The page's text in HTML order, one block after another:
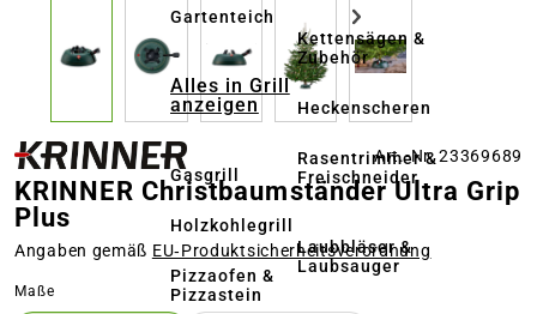
Gartenteich
Alles in Grill
anzeigen
Gasgrill
Holzkohlegrill
Pizzaofen &
Pizzastein
Kettensägen &
Zubehör
Heckenscheren
Rasentrimmer &
Freischneider
Laubbläser &
Laubsauger
Art.-Nr. 23369689
KRINNER Christbaumständer Ultra Grip
Plus
Angaben gemäß EU‑Produktsicherheitsverordnung
Maßeauswählen